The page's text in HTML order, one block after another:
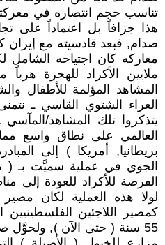
تناسب حجم انتصاره في
هذا جزافاً بل اعتماداً على
صدام, فبعد قادسيته مع إيران
معاركه كان اجتياحه الشامل
ملايين الأكراد للهجرة
المشاهد المؤلمة للأطفال
العراء الشتوي القاسي ـ
يتذكروا تلك المشاهد/
العالمي على نطاق واسع
بريطانيا, أمريكا ) إلى
الجوي في عملية سميَّت بـ (
الفرصة للأكراد للعودة إلى
لولا هذه العملية لكان مصير
كمصير اللاجئين
55 سنة ( حتى الآن ),